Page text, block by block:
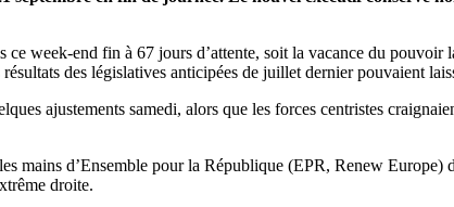
week-end fin à 67 jours d’attente, soit la vacance du
des législatives anticipées de juillet dernier pouvaient
ajustements samedi, alors que les forces centristes
mains d’Ensemble pour la République (EPR, Renew
droite.